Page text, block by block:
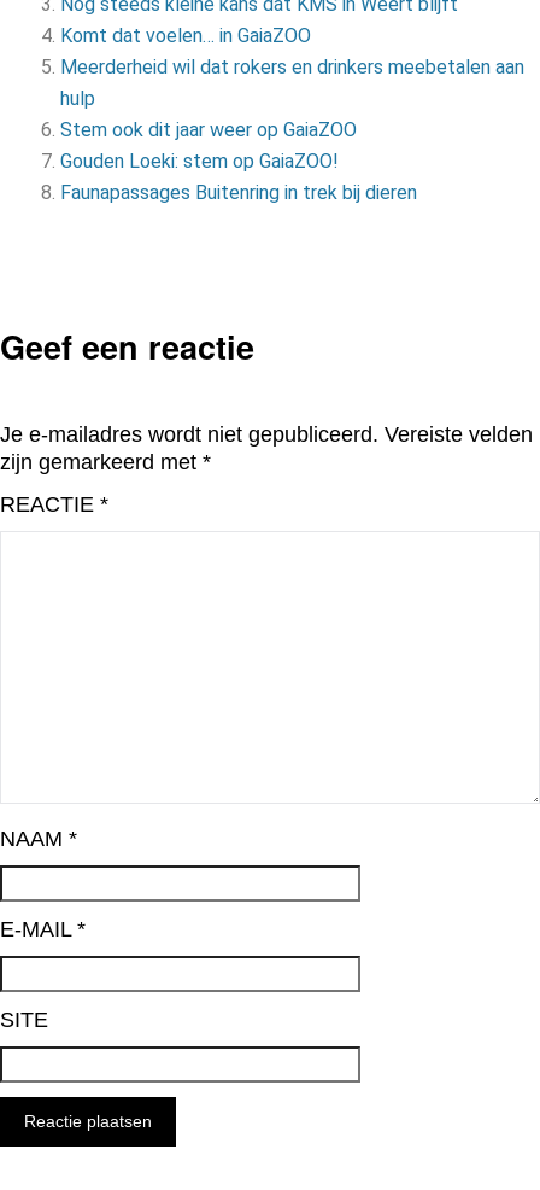
Komt dat voelen… in GaiaZOO
Meerderheid wil dat rokers en drinkers meebetalen aan
hulp
Stem ook dit jaar weer op GaiaZOO
Gouden Loeki: stem op GaiaZOO!
Fau­nap­as­sa­ges Bui­ten­ring in trek bij die­ren
Geef een reactie
Je e-mailadres wordt niet gepubliceerd. Vereiste velden
zijn gemarkeerd met *
REACTIE *
NAAM *
E-MAIL *
SITE